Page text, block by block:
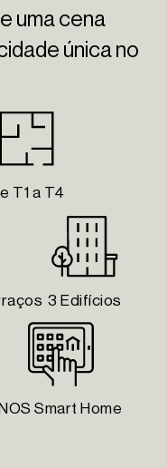
uma cena
única no
T1 a T4
3 Edifícios
NOS Smart Home